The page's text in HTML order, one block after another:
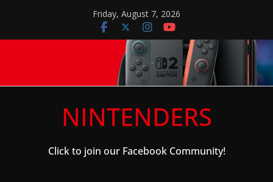
content
Friday, August 7, 2026
NINTENDERS
Click to join our Facebook Community!